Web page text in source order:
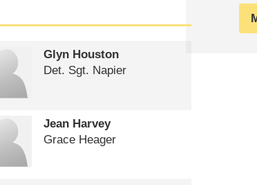
Glyn Houston
Det. Sgt. Napier
Jean Harvey
Grace Heager